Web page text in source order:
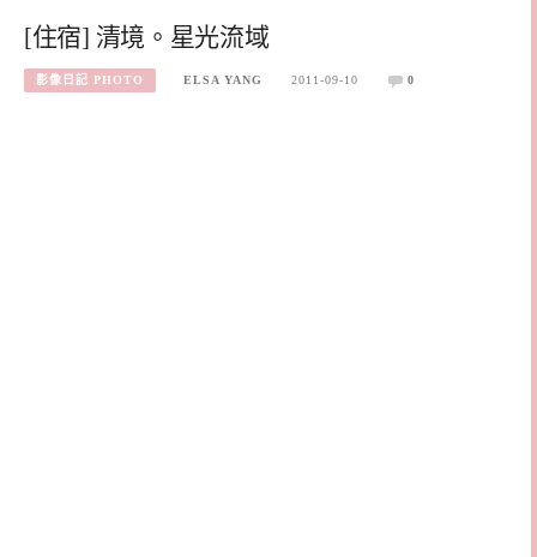
[住宿] 清境。星光流域
影像日記 PHOTO ELSA YANG 2011-09-10 0